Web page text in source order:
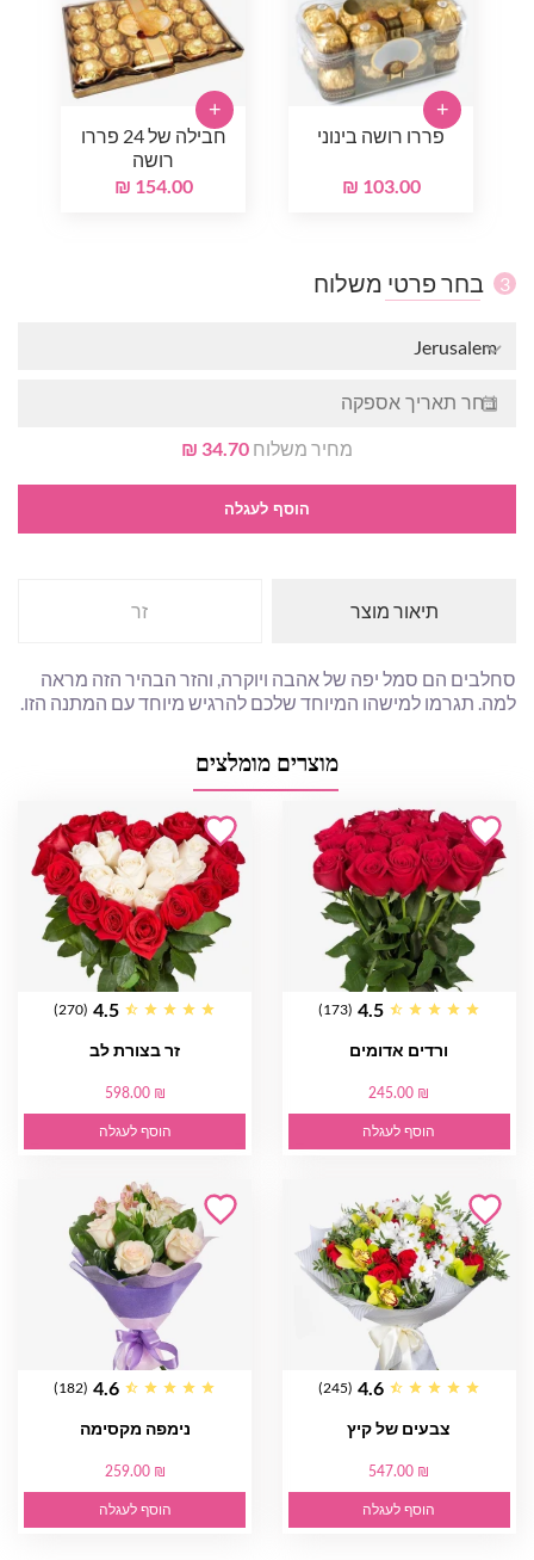
פררו רושה בינוני
103.00 ₪
+
חבילה של 24 פררו
רושה
154.00 ₪
+
3 בחר פרטי משלוח
Jerusalem
מחיר משלוח 34.70 ₪
הוסף לעגלה
תיאור מוצר זר
סחלבים הם סמל יפה של אהבה ויוקרה, והזר הבהיר הזה מראה
למה. תגרמו למישהו המיוחד שלכם להרגיש מיוחד עם המתנה הזו.
מוצרים מומלצים
4.5
(173)
ורדים אדומים
245.00 ₪
הוסף לעגלה
4.5
(270)
זר בצורת לב
598.00 ₪
הוסף לעגלה
4.6
(245)
צבעים של קיץ
547.00 ₪
הוסף לעגלה
4.6
(182)
נימפה מקסימה
259.00 ₪
הוסף לעגלה